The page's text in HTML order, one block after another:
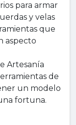
para armar
y velas
que
aspecto
Artesanía
de
un modelo
fortuna.